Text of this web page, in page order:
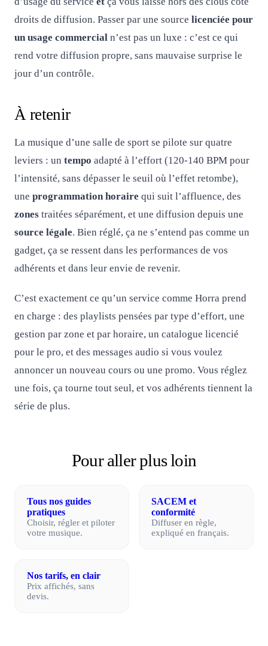
droits de diffusion. Passer par une source licenciée pour
un usage commercial n’est pas un luxe : c’est ce qui
rend votre diffusion propre, sans mauvaise surprise le
jour d’un contrôle.
À retenir
La musique d’une salle de sport se pilote sur quatre
leviers : un tempo adapté à l’effort (120-140 BPM pour
l’intensité, sans dépasser le seuil où l’effet retombe),
une programmation horaire qui suit l’affluence, des
zones traitées séparément, et une diffusion depuis une
source légale. Bien réglé, ça ne s’entend pas comme un
gadget, ça se ressent dans les performances de vos
adhérents et dans leur envie de revenir.
C’est exactement ce qu’un service comme Horra prend
en charge : des playlists pensées par type d’effort, une
gestion par zone et par horaire, un catalogue licencié
pour le pro, et des messages audio si vous voulez
annoncer un nouveau cours ou une promo. Vous réglez
une fois, ça tourne tout seul, et vos adhérents tiennent la
série de plus.
Pour aller plus loin
Tous nos guides
pratiques
Choisir, régler et piloter
votre musique.
SACEM et
conformité
Diffuser en règle,
expliqué en français.
Nos tarifs, en clair
Prix affichés, sans
devis.